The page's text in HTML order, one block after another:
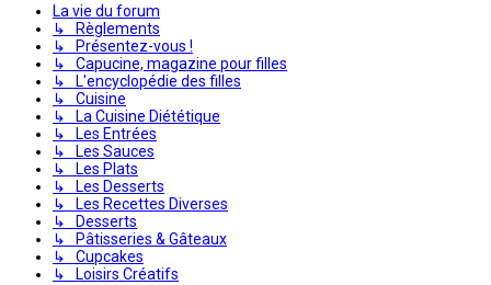
La vie du forum
↳ Règlements
↳ Présentez-vous !
↳ Capucine, magazine pour filles
↳ L'encyclopédie des filles
↳ Cuisine
↳ La Cuisine Diététique
↳ Les Entrées
↳ Les Sauces
↳ Les Plats
↳ Les Desserts
↳ Les Recettes Diverses
↳ Desserts
↳ Pâtisseries & Gâteaux
↳ Cupcakes
↳ Loisirs Créatifs